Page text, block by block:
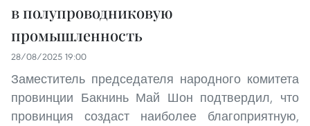
в полупроводниковую
промышленность
28/08/2025 19:00
Заместитель председателя народного комитета
провинции Бакнинь Май Шон подтвердил, что
провинция создаст наиболее благоприятную,